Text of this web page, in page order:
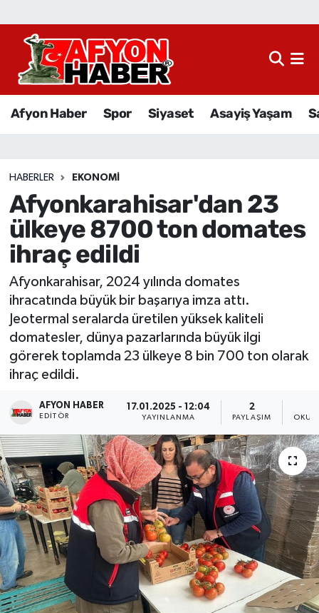
Afyon Haber Spor Siyaset Asayiş Yaşam
HABERLER EKONOMI
Afyonkarahisar'dan 23
ülkeye 8700 ton domates
ihraç edildi
Afyonkarahisar, 2024 yılında domates
ihracatında büyük bir başarıya imza attı.
Jeotermal seralarda üretilen yüksek kaliteli
domatesler, dünya pazarlarında büyük ilgi
görerek toplamda 23 ülkeye 8 bin 700 ton olarak
ihraç edildi.
AFYON HABER
EDITÖR
17.01.2025 - 12:04
YAYINLANMA
2
PAYLAŞIM
Afyon Haber
Sağlık
Eğitim
Sivil Toplum
Ekonomi
Magazin
Etkinlikler